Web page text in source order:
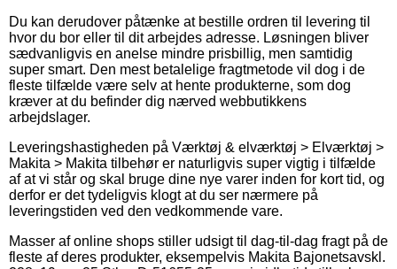
Du kan derudover påtænke at bestille ordren til levering til
hvor du bor eller til dit arbejdes adresse. Løsningen bliver
sædvanligvis en anelse mindre prisbillig, men samtidig
super smart. Den mest betalelige fragtmetode vil dog i de
fleste tilfælde være selv at hente produkterne, som dog
kræver at du befinder dig nærved webbutikkens
arbejdslager.
Leveringshastigheden på Værktøj & elværktøj > Elværktøj >
Makita > Makita tilbehør er naturligvis super vigtig i tilfælde
af at vi står og skal bruge dine nye varer inden for kort tid, og
derfor er det tydeligvis klogt at du ser nærmere på
leveringstiden ved den vedkommende vare.
Masser af online shops stiller udsigt til dag-til-dag fragt på de
fleste af deres produkter, eksempelvis Makita Bajonetsavskl.